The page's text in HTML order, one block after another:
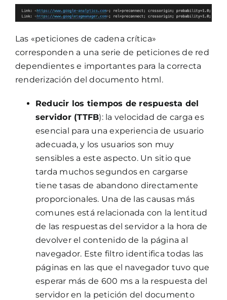
Las «peticiones de cadena crítica»
corresponden a una serie de peticiones de red
dependientes e importantes para la correcta
renderización del documento html.
Reducir los tiempos de respuesta del
servidor (TTFB): la velocidad de carga es
esencial para una experiencia de usuario
adecuada, y los usuarios son muy
sensibles a este aspecto. Un sitio que
tarda muchos segundos en cargarse
tiene tasas de abandono directamente
proporcionales. Una de las causas más
comunes está relacionada con la lentitud
de las respuestas del servidor a la hora de
devolver el contenido de la página al
navegador. Este filtro identifica todas las
páginas en las que el navegador tuvo que
esperar más de 600 ms a la respuesta del
servidor en la petición del documento